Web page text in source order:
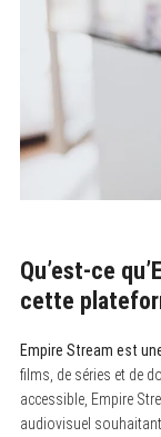
Qu’est-ce
cette
Empire Stream est
films, de séries et de
accessible, Empire
audiovisuel